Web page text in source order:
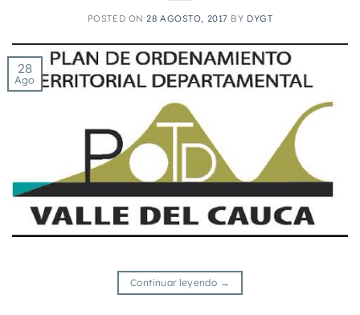
POSTED ON28 AGOSTO, 2017 BY DYGT
28
Ago
Continuar leyendo →